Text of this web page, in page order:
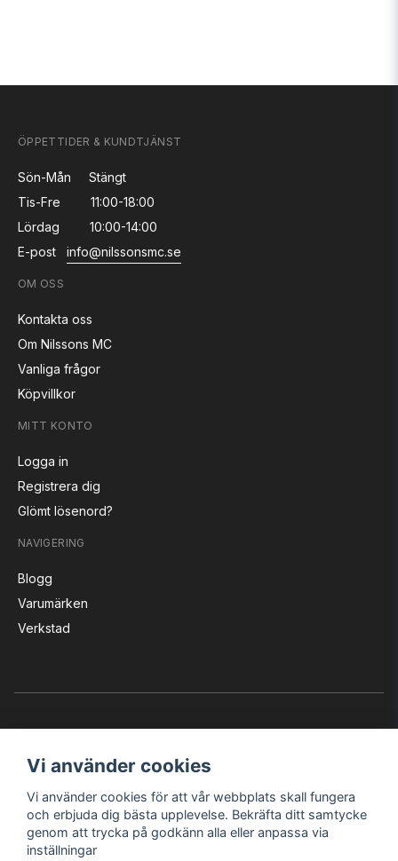
ÖPPETTIDER & KUNDTJÄNST
Sön-Mån
Stängt
Tis-Fre
11:00-18:00
Lördag
10:00-14:00
E-post
info@nilssonsmc.se
OM OSS
Kontakta oss
Om Nilssons MC
Vanliga frågor
Köpvillkor
MITT KONTO
Logga in
Registrera dig
Glömt lösenord?
NAVIGERING
Blogg
Varumärken
Verkstad
Instagram Facebook YouTube
Vi använder cookies
Vi använder cookies för att vår webbplats skall fungera
och erbjuda dig bästa upplevelse. Bekräfta ditt samtycke
genom att trycka på godkänn alla eller anpassa via
inställningar